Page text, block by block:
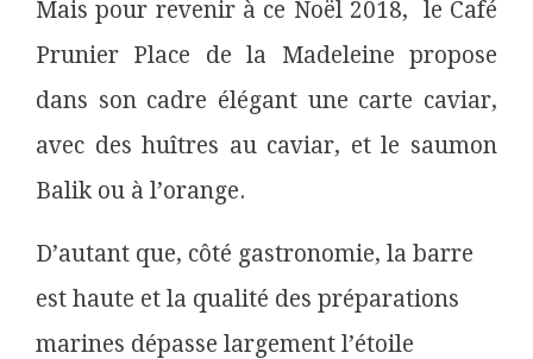
Mais pour revenir à ce Noël 2018,
le Café
Prunier Place de la Madeleine propose
dans son cadre élégant une carte caviar,
avec des huîtres au caviar, et le saumon
Balik ou à l’orange.
D’autant que, côté gastronomie, la barre
est haute et la qualité des préparations
marines dépasse largement l’étoile